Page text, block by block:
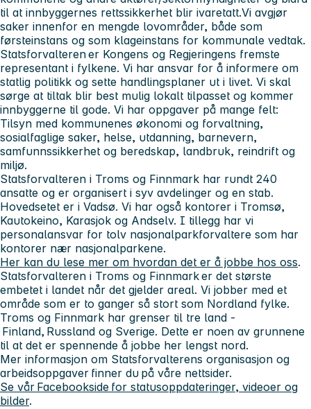
til at innbyggernes rettssikkerhet blir ivaretatt.Vi avgjør
saker innenfor en mengde lovområder, både som
førsteinstans og som klageinstans for kommunale vedtak.
Statsforvalterener Kongens og Regjeringens fremste
representant i fylkene. Vi har ansvar for å informere om
statlig politikk og sette handlingsplaner ut i livet. Vi skal
sørge at tiltak blir best mulig lokalt tilpasset og kommer
innbyggerne til gode. Vi har oppgaver på mange felt:
Tilsyn med kommunenes økonomi og forvaltning,
sosialfaglige saker, helse, utdanning, barnevern,
samfunnssikkerhet og beredskap, landbruk, reindrift og
miljø.
Statsforvalteren i Troms og Finnmark har rundt 240
ansatte og er organisert i syv avdelinger og en stab.
Hovedsetet er i Vadsø. Vi har også kontorer i Tromsø,
Kautokeino, Karasjok og Andselv. I tillegg har vi
personalansvar for tolv nasjonalparkforvaltere som har
kontorer nær nasjonalparkene.
Her kan du lese mer om hvordan det er å jobbe hos oss.
Statsforvalteren i Troms og Finnmark er det største
embetet i landet når det gjelder areal. Vi jobber med et
område som er to ganger så stort som Nordland fylke.
Troms og Finnmark har grenser til tre land -
Finland, Russland og Sverige. Dette er noen av grunnene
til at det er spennende å jobbe her lengst nord.
Mer informasjon om Statsforvalterens organisasjon og
arbeidsoppgaver finner du på våre nettsider.
Se vår Facebookside for statusoppdateringer, videoer og
bilder.